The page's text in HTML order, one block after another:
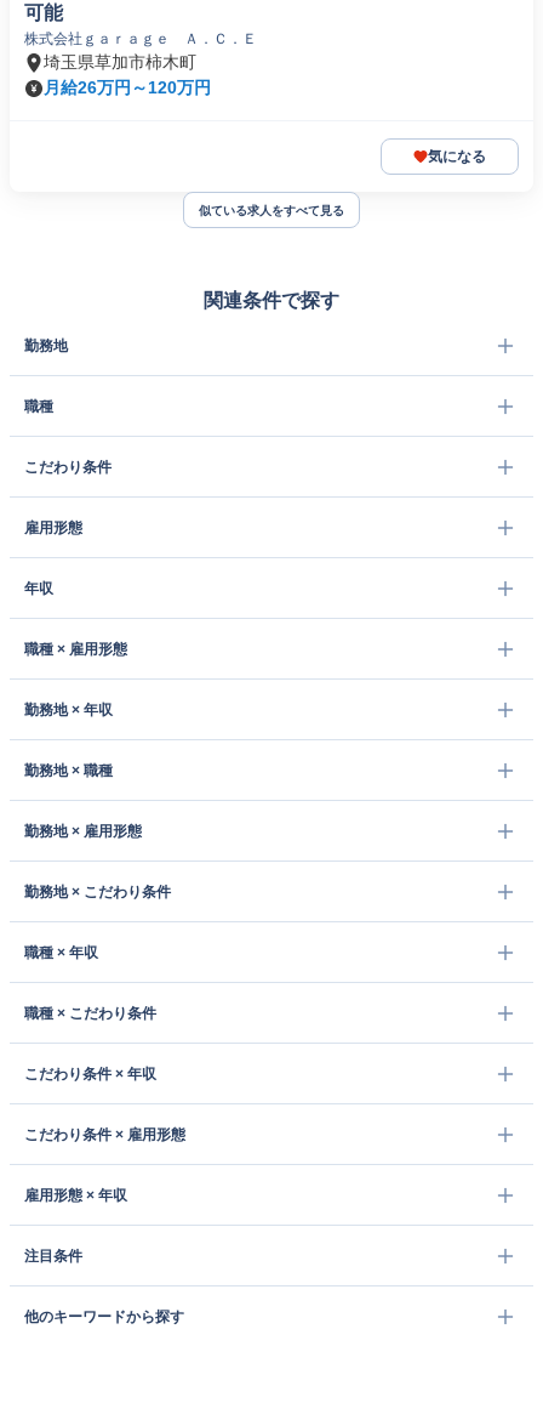
可能
株式会社ｇａｒａｇｅ Ａ．Ｃ．Ｅ
埼玉県草加市柿木町
月給26万円～120万円
気になる
似ている求人をすべて見る
関連条件で探す
勤務地
職種
こだわり条件
雇用形態
年収
職種 × 雇用形態
勤務地 × 年収
勤務地 × 職種
勤務地 × 雇用形態
勤務地 × こだわり条件
職種 × 年収
職種 × こだわり条件
こだわり条件 × 年収
こだわり条件 × 雇用形態
雇用形態 × 年収
注目条件
他のキーワードから探す